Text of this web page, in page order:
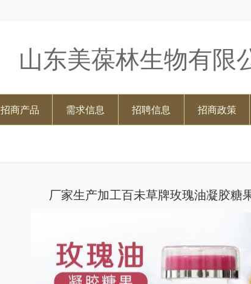
山东美葆林生物有限
招商产品 需求信息 招聘信息 招商政策
厂家生产加工百未草牌玫瑰油凝胶糖